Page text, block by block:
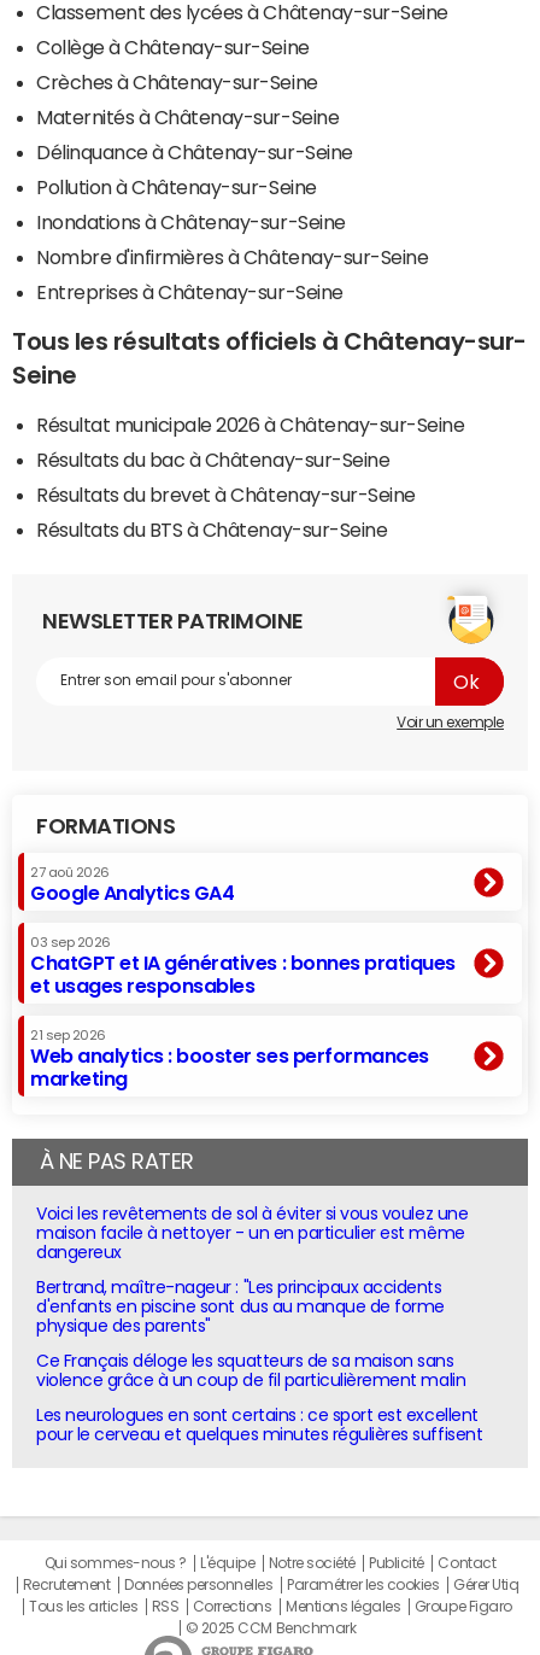
Classement des lycées à Châtenay-sur-Seine
Collège à Châtenay-sur-Seine
Crèches à Châtenay-sur-Seine
Maternités à Châtenay-sur-Seine
Délinquance à Châtenay-sur-Seine
Pollution à Châtenay-sur-Seine
Inondations à Châtenay-sur-Seine
Nombre d'infirmières à Châtenay-sur-Seine
Entreprises à Châtenay-sur-Seine
Tous les résultats officiels à Châtenay-sur-
Seine
Résultat municipale 2026 à Châtenay-sur-Seine
Résultats du bac à Châtenay-sur-Seine
Résultats du brevet à Châtenay-sur-Seine
Résultats du BTS à Châtenay-sur-Seine
NEWSLETTER PATRIMOINE
Voir un exemple
FORMATIONS
27 aoû 2026
Google Analytics GA4
03 sep 2026
ChatGPT et IA génératives : bonnes pratiques
et usages responsables
21 sep 2026
Web analytics : booster ses performances
marketing
À NE PAS RATER
Voici les revêtements de sol à éviter si vous voulez une
maison facile à nettoyer - un en particulier est même
dangereux
Bertrand, maître-nageur : "Les principaux accidents
d'enfants en piscine sont dus au manque de forme
physique des parents"
Ce Français déloge les squatteurs de sa maison sans
violence grâce à un coup de fil particulièrement malin
Les neurologues en sont certains : ce sport est excellent
pour le cerveau et quelques minutes régulières suffisent
Qui sommes-nous ? L'équipe Notre société Publicité
Contact
Recrutement
Données personnelles Paramétrer les cookies
Gérer Utiq
Tous les articles
RSS Corrections Mentions légales
Groupe Figaro
© 2025 CCM Benchmark